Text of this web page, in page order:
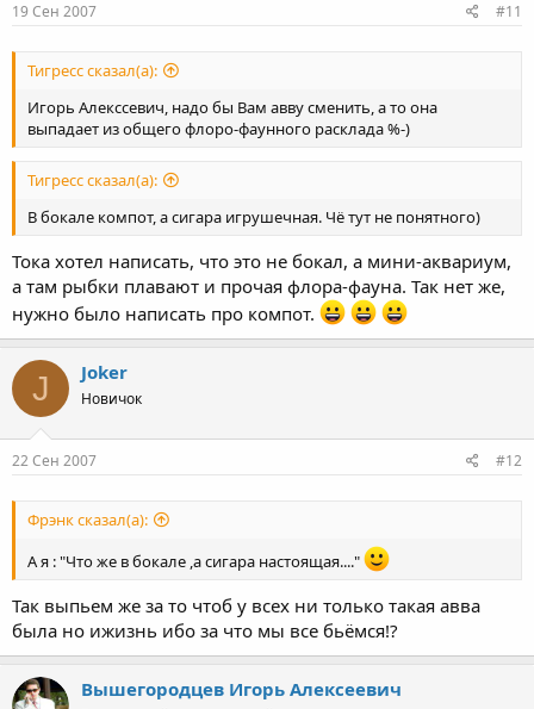
19 Сен 2007 #11
Тигресс сказал(а):
Игорь Алекссевич, надо бы Вам авву сменить, а то она
выпадает из общего флоро-фаунного расклада %-)
Тигресс сказал(а):
В бокале компот, а сигара игрушечная. Чё тут не понятного)
Тока хотел написать, что это не бокал, а мини-аквариум,
а там рыбки плавают и прочая флора-фауна. Так нет же,
нужно было написать про компот.
J Joker
Новичок
22 Сен 2007 #12
Фрэнк сказал(а):
А я : "Что же в бокале ,а сигара настоящая...."
Так выпьем же за то чтоб у всех ни только такая авва
была но ижизнь ибо за что мы все бьёмся!?
Вышегородцев Игорь Алексеевич